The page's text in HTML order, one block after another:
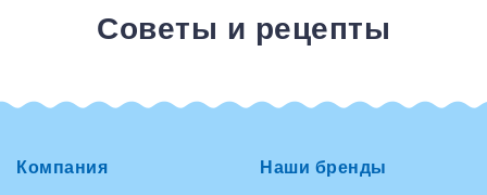
Советы и рецепты
Компания Наши бренды